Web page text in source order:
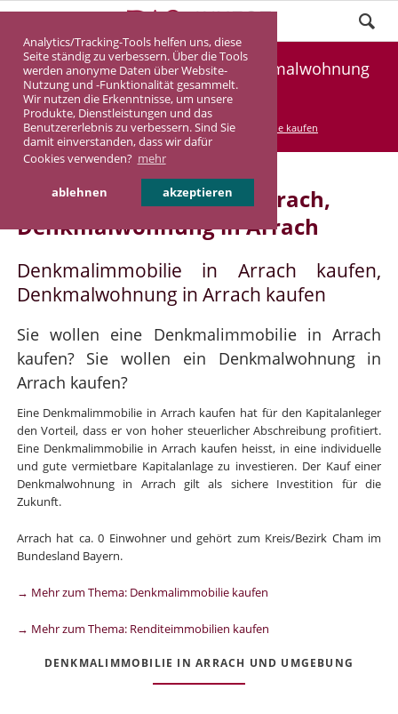
Analytics/Tracking-Tools helfen uns, diese
Seite ständig zu verbessern. Über die Tools
werden anonyme Daten über Website-
Nutzung und -Funktionalität gesammelt.
Wir nutzen die Erkenntnisse, um unsere
Produkte, Dienstleistungen und das
Benutzererlebnis zu verbessern. Sind Sie
damit einverstanden, dass wir dafür
Cookies verwenden? mehr
ablehnen akzeptieren
Denkmalimmobilie Arrach, Denkmalwohnung
Arrach
DASINVEST Service Denkmalimmobilie kaufen
Denkmalimmobilie in Arrach,
Denkmalwohnung in Arrach
Denkmalimmobilie in Arrach kaufen,
Denkmalwohnung in Arrach kaufen
Sie wollen eine Denkmalimmobilie in Arrach
kaufen? Sie wollen ein Denkmalwohnung in
Arrach kaufen?
Eine Denkmalimmobilie in Arrach kaufen hat für den Kapitalanleger
den Vorteil, dass er von hoher steuerlicher Abschreibung profitiert.
Eine Denkmalimmobilie in Arrach kaufen heisst, in eine individuelle
und gute vermietbare Kapitalanlage zu investieren. Der Kauf einer
Denkmalwohnung in Arrach gilt als sichere Investition für die
Zukunft.
Arrach hat ca. 0 Einwohner und gehört zum Kreis/Bezirk Cham im
Bundesland Bayern.
→ Mehr zum Thema: Denkmalimmobilie kaufen
→ Mehr zum Thema: Renditeimmobilien kaufen
DENKMALIMMOBILIE IN ARRACH UND UMGEBUNG